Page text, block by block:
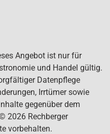
Angebot ist nur für
und Handel gültig.
Datenpflege
Irrtümer sowie
gegenüber dem
2026 Rechberger
vorbehalten.